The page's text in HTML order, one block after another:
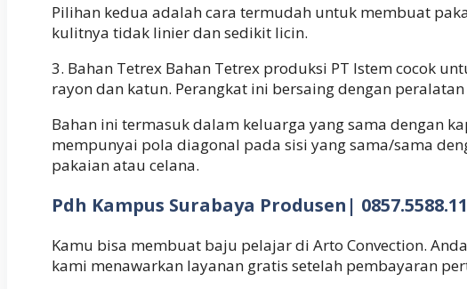
Pilihan kedua adalah cara termudah untuk membuat
kulitnya tidak linier dan sedikit licin.
3. Bahan Tetrex Bahan Tetrex produksi PT Istem cocok
rayon dan katun. Perangkat ini bersaing dengan
Bahan ini termasuk dalam keluarga yang sama dengan
mempunyai pola diagonal pada sisi yang sama/sama
pakaian atau celana.
Pdh Kampus Surabaya Produsen|
Kamu bisa membuat baju pelajar di Arto Convection.
kami menawarkan layanan gratis setelah pembayaran